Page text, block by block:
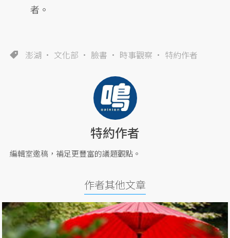
者。
澎湖 文化部 臉書 時事觀察 特約作者
特約作者
編輯室邀稿，補足更豐富的議題觀點。
作者其他文章